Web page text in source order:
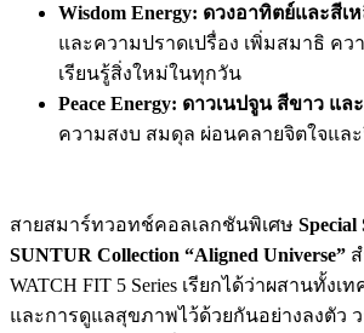
Wisdom Energy: ดวงอาทิตย์และสีเ
และความปราดเปรื่อง เพิ่มสมาธิ คว
เรียนรู้สิ่งใหม่ในทุกวัน
Peace Energy: ดาวเนปจูน สีขาว แล
ความสงบ สมดุล ผ่อนคลายจิตใจแล
สายสมาร์ทวอทช์คอลเลกชันพิเศษ Special
SUNTUR Collection “Aligned Universe”
WATCH FIT 5 Series เรียกได้ว่าผสานทั้งเ
และการดูแลสุขภาพไว้ด้วยกันอย่างลงตัว